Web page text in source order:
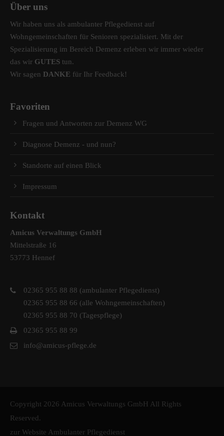
Über uns
Wir haben uns als ambulanter Pflegedienst auf
Wohngemeinschaften für Senioren spezialisiert. Mit der
Spezialisierung im Bereich Demenz erleben wir immer wieder
das wir GUTES tun.
Wir sagen DANKE für Ihr Feedback!
Favoriten
Fragen und Antworten zur Demenz WG
Diagnose Demenz - und nun?
Standorte auf einen Blick
Impressum
Kontakt
Amicus Verwaltungs GmbH
Mittelstraße 16
53773 Hennef
02365 955 88 88 (ambulanter Pflegedienst)
02365 955 88 66 (alle Wohngemeinschaften)
02365 955 88 70 (Tagespflege)
02365 955 88 99
info@amicus-pflege.de
Copyright 2026 Amicus Verwaltungs GmbH All Rights
Reserved.
zur Website Ambulanter Pflegedienst